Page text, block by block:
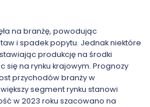
na branżę, powodując
i spadek popytu. Jednak niektóre
produkcję na środki
się na rynku krajowym. Prognozy
przychodów branży w
segment rynku stanowi
w 2023 roku szacowano na